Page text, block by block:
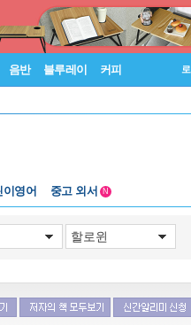
음반 블루레이 커피
이영어
중고 외서
중고 외서
N